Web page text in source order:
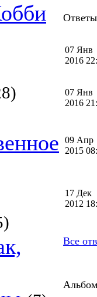
07 Янв
2016
07 Янв
2016
09 Апр
2015
17 Дек
2012
Все